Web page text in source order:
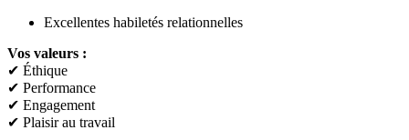
Excellentes habiletés relationnelles
Vos valeurs :
✔ Éthique
✔ Performance
✔ Engagement
✔ Plaisir au travail